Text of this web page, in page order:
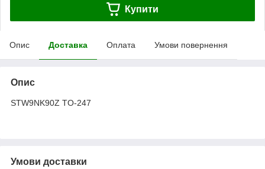
Купити
Опис Доставка Оплата Умови повернення
Опис
STW9NK90Z TO-247
Умови доставки